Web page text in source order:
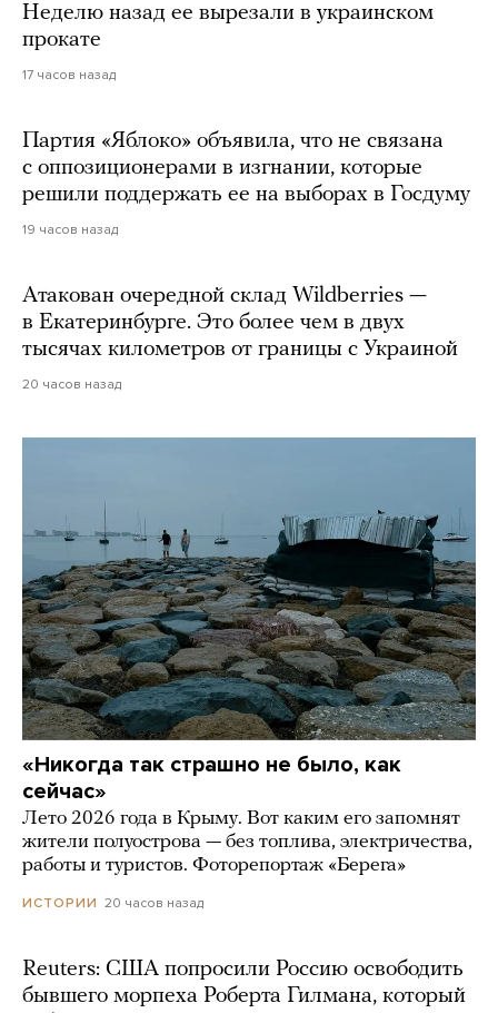
Неделю назад ее вырезали в украинском
прокате
17 часов назад
Партия «Яблоко» объявила, что не связана
с оппозиционерами в изгнании, которые
решили поддержать ее на выборах в Госдуму
19 часов назад
Атакован очередной склад Wildberries —
в Екатеринбурге. Это более чем в двух
тысячах километров от границы с Украиной
20 часов назад
«Никогда так страшно не было, как
сейчас»
Лето 2026 года в Крыму. Вот каким его запомнят
жители полуострова — без топлива, электричества,
работы и туристов. Фоторепортаж «Берега»
ИСТОРИИ 20 часов назад
Reuters: США попросили Россию освободить
бывшего морпеха Роберта Гилмана, который